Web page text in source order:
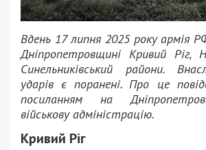
Вдень 17 липня 2025 року армія
Дніпропетровщині Кривий Ріг,
Синельниківський райони.
ударів є поранені. Про це
посиланням на
військову адміністрацію.
Кривий Ріг